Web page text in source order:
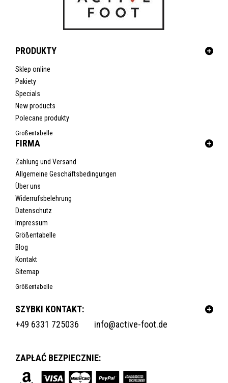
PRODUKTY
Sklep online
Pakiety
Specials
New products
Polecane produkty
Größentabelle
FIRMA
Zahlung und Versand
Allgemeine Geschäftsbedingungen
Über uns
Widerrufsbelehrung
Datenschutz
Impressum
Größentabelle
Blog
Kontakt
Sitemap
Größentabelle
SZYBKI KONTAKT:
+49 6331 725036
info@active-foot.de
ZAPŁAĆ BEZPIECZNIE: